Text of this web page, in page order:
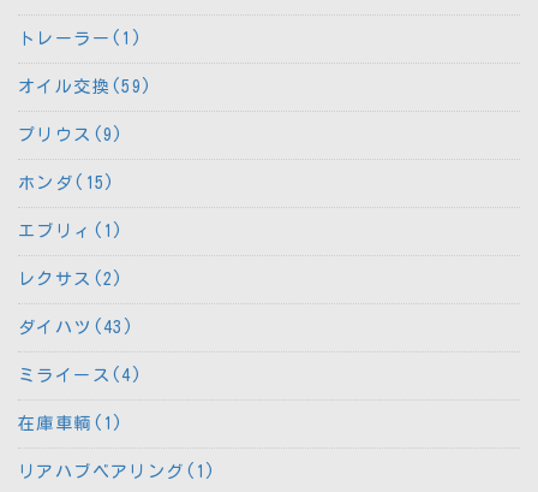
トレーラー(1)
オイル交換(59)
プリウス(9)
ホンダ(15)
エブリィ(1)
レクサス(2)
ダイハツ(43)
ミライース(4)
在庫車輌(1)
リアハブベアリング(1)